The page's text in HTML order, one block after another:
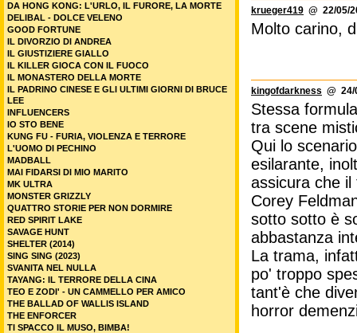
krueger419 @ 22/05/
Molto carino,
kingofdarkness @ 24/
Stessa
tra scene
Qui lo
esilarante,
assicura che
Corey
sotto sotto è
abbastanza
La trama,
po' troppo
tant'è che
horror
DA HONG KONG: L'URLO, IL FURORE, LA MORTE
DELIBAL - DOLCE VELENO
GOOD FORTUNE
IL DIVORZIO DI ANDREA
IL GIUSTIZIERE GIALLO
IL KILLER GIOCA CON IL FUOCO
IL MONASTERO DELLA MORTE
IL PADRINO CINESE E GLI ULTIMI GIORNI DI BRUCE
LEE
INFLUENCERS
IO STO BENE
KUNG FU - FURIA, VIOLENZA E TERRORE
L'UOMO DI PECHINO
MADBALL
MAI FIDARSI DI MIO MARITO
MK ULTRA
MONSTER GRIZZLY
QUATTRO STORIE PER NON DORMIRE
RED SPIRIT LAKE
SAVAGE HUNT
SHELTER (2014)
SING SING (2023)
SVANITA NEL NULLA
TAYANG: IL TERRORE DELLA CINA
TEO E ZODI' - UN CAMMELLO PER AMICO
THE BALLAD OF WALLIS ISLAND
THE ENFORCER
TI SPACCO IL MUSO, BIMBA!